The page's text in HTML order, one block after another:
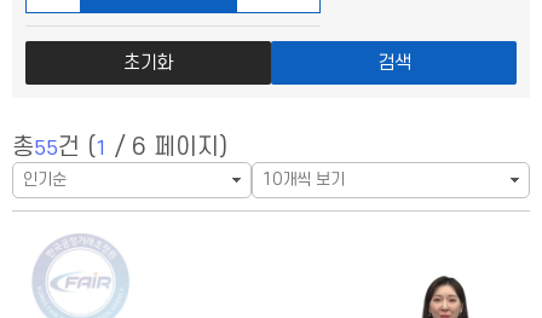
초기화 검색
총55건 (1 / 6 페이지)